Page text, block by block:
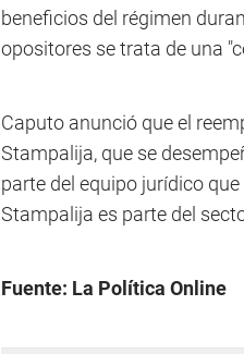
beneficios del régimen
opositores se trata de una
Caputo anunció que el
Stampalija, que se
parte del equipo jurídico
Stampalija es parte del
Fuente: La Política Online